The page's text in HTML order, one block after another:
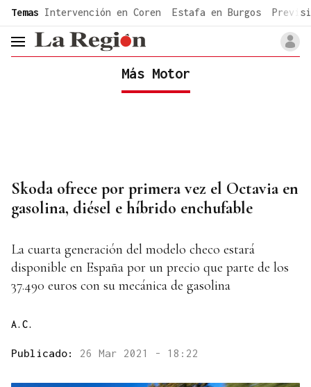
common.go-to-content
Temas Intervención en Coren Estafa en Burgos
header.menu.open
Más Motor
Skoda ofrece por primera vez el Octavia en
gasolina, diésel e híbrido enchufable
La cuarta generación del modelo checo estará
disponible en España por un precio que parte de los
37.490 euros con su mecánica de gasolina
A.C.
Publicado: 26 Mar 2021 - 18:22